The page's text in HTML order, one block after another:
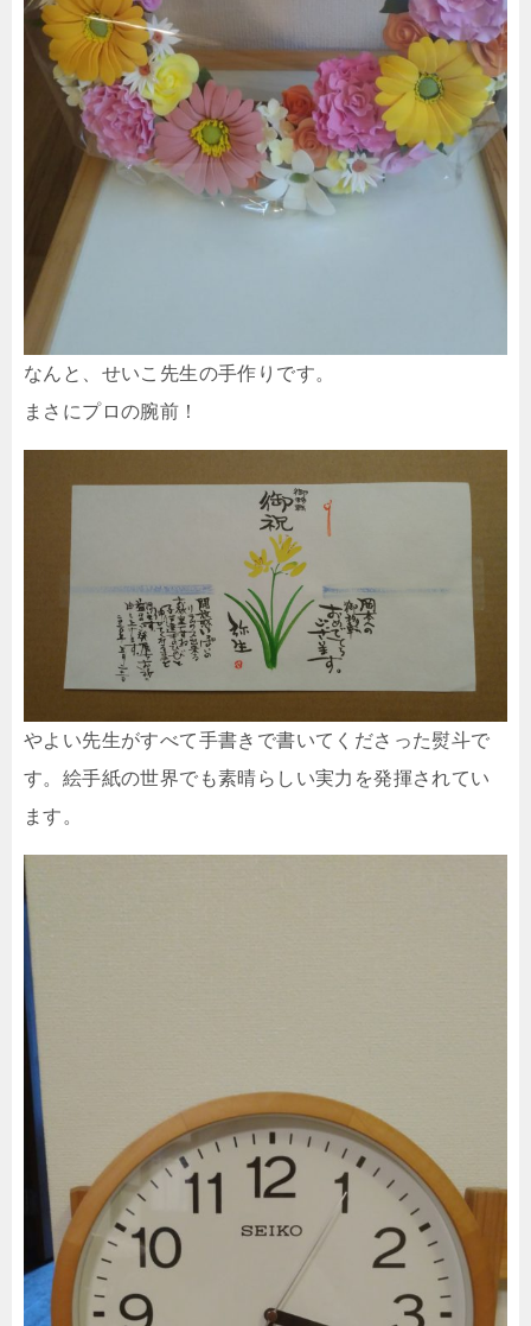
なんと、せいこ先生の手作りです。
まさにプロの腕前！
やよい先生がすべて手書きで書いてくださった熨斗で
す。絵手紙の世界でも素晴らしい実力を発揮されてい
ます。